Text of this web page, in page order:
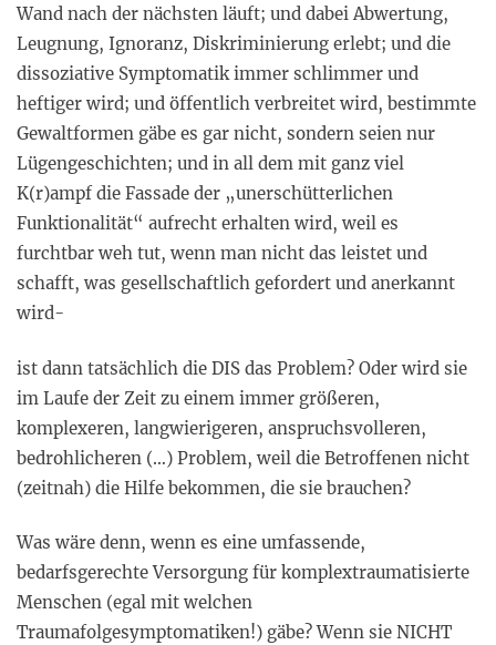
Wand nach der nächsten läuft; und dabei Abwertung,
Leugnung, Ignoranz, Diskriminierung erlebt; und die
dissoziative Symptomatik immer schlimmer und
heftiger wird; und öffentlich verbreitet wird, bestimmte
Gewaltformen gäbe es gar nicht, sondern seien nur
Lügengeschichten; und in all dem mit ganz viel
K(r)ampf die Fassade der „unerschütterlichen
Funktionalität“ aufrecht erhalten wird, weil es
furchtbar weh tut, wenn man nicht das leistet und
schafft, was gesellschaftlich gefordert und anerkannt
wird-
ist dann tatsächlich die DIS das Problem? Oder wird sie
im Laufe der Zeit zu einem immer größeren,
komplexeren, langwierigeren, anspruchsvolleren,
bedrohlicheren (…) Problem, weil die Betroffenen nicht
(zeitnah) die Hilfe bekommen, die sie brauchen?
Was wäre denn, wenn es eine umfassende,
bedarfsgerechte Versorgung für komplextraumatisierte
Menschen (egal mit welchen
Traumafolgesymptomatiken!) gäbe? Wenn sie NICHT